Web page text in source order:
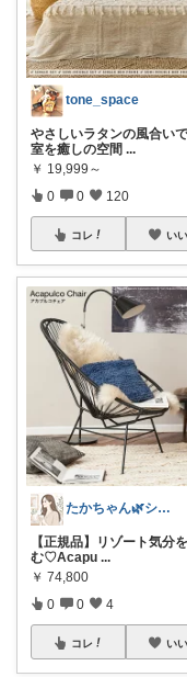
tone_space
やさしいラタンの風合い
室を癒しの空間 ...
￥ 19,999～
0 0 120
コレ い
たかちゃん🌿シンプルで心地よい暮らし
【正規品】リゾート気分
む♡Acapu ...
￥ 74,800
0 0 4
コレ い